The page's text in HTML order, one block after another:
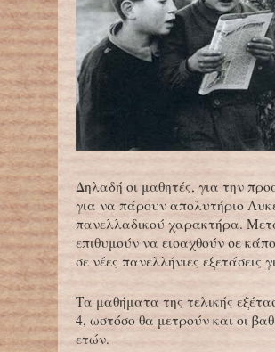
Δηλαδή οι μαθητές, για την
για να πάρουν απολυτήριο
πανελλαδικού χαρακτήρα.
επιθυμούν να εισαχθούν σε
σε νέες πανελλήνιες εξετάσεις
Τα μαθήματα της τελικής
4, ωστόσο θα μετρούν και οι
ετών.